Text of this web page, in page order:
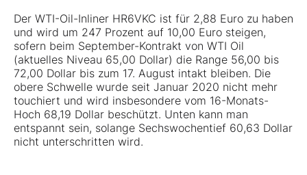
Der WTI-Oil-Inliner HR6VKC ist für 2,88 Euro zu haben
und wird um 247 Prozent auf 10,00 Euro steigen,
sofern beim September-Kontrakt von WTI Oil
(aktuelles Niveau 65,00 Dollar) die Range 56,00 bis
72,00 Dollar bis zum 17. August intakt bleiben. Die
obere Schwelle wurde seit Januar 2020 nicht mehr
touchiert und wird insbesondere vom 16-Monats-
Hoch 68,19 Dollar beschützt. Unten kann man
entspannt sein, solange Sechswochentief 60,63 Dollar
nicht unterschritten wird.